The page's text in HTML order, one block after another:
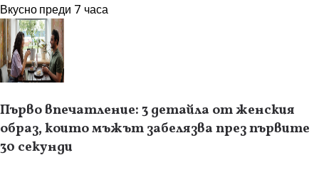
Вкуснопреди 7 часа
Първо впечатление: 3 детайла от женския
образ, които мъжът забелязва през първите
30 секунди